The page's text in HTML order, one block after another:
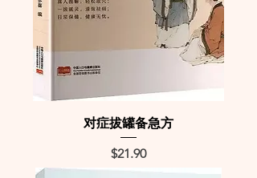
对症拔罐备急方
Price
$21.90